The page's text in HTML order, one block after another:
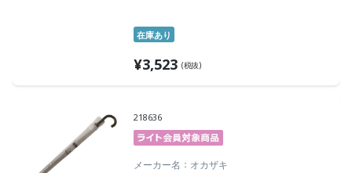
在庫あり
¥3,523 (税抜)
218636
メーカー名 オカザキ